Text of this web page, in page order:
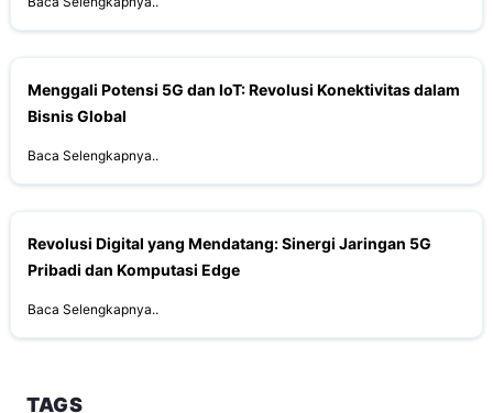
Menggali Potensi 5G dan IoT: Revolusi Konektivitas dalam
Bisnis Global
Baca Selengkapnya..
Revolusi Digital yang Mendatang: Sinergi Jaringan 5G
Pribadi dan Komputasi Edge
Baca Selengkapnya..
TAGS